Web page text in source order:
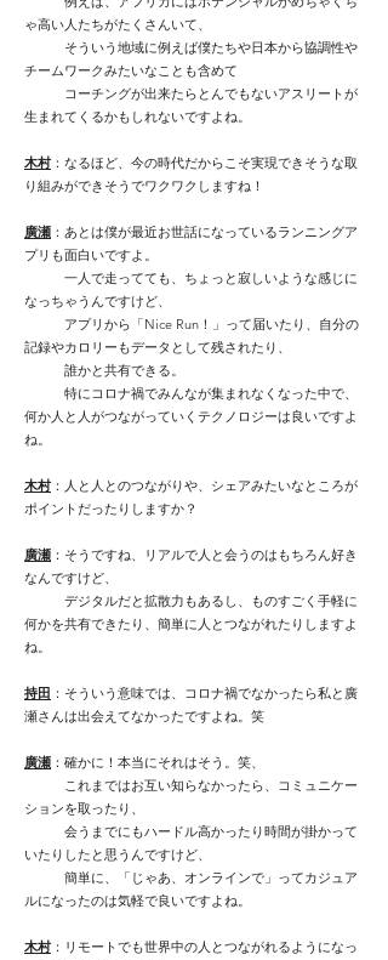
ゃ高い人たちがたくさんいて、
そういう地域に例えば僕たちや日本から協調性や
チームワークみたいなことも含めて
コーチングが出来たらとんでもないアスリートが
生まれてくるかもしれないですよね。
木村：なるほど、今の時代だからこそ実現できそうな取
り組みができそうでワクワクしますね！
廣瀬 ：あとは僕が最近お世話になっているランニングア
プリも面白いですよ。
一人で走ってても、ちょっと寂しいような感じに
なっちゃうんですけど、
アプリから「Nice Run！」って届いたり、自分の
記録やカロリーもデータとして残されたり、
誰かと共有できる。
特にコロナ禍でみんなが集まれなくなった中で、
何か人と人がつながっていくテクノロジーは良いですよ
ね。
木村：人と人とのつながりや、シェアみたいなところが
ポイントだったりしますか？
廣瀬 ：そうですね、リアルで人と会うのはもちろん好き
なんですけど、
デジタルだと拡散力もあるし、ものすごく手軽に
何かを共有できたり、簡単に人とつながれたりしますよ
ね。
持田 ：そういう意味では、コロナ禍でなかったら私と廣
瀬さんは出会えてなかったですよね。笑
廣瀬 ：確かに！本当にそれはそう。笑、
これまではお互い知らなかったら、コミュニケー
ションを取ったり、
会うまでにもハードル高かったり時間が掛かって
いたりしたと思うんですけど、
簡単に、「じゃあ、オンラインで」ってカジュア
ルになったのは気軽で良いですよね。
木村：リモートでも世界中の人とつながれるようになっ